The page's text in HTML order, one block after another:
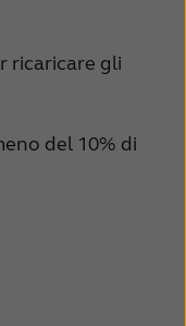
ricaricare gli
del 10% di